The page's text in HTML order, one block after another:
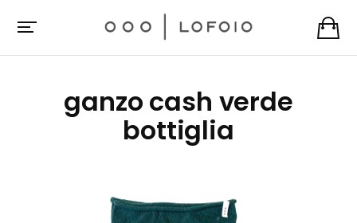
ganzo cash verde
bottiglia